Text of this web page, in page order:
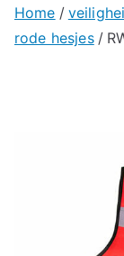
Home
rode hesjes